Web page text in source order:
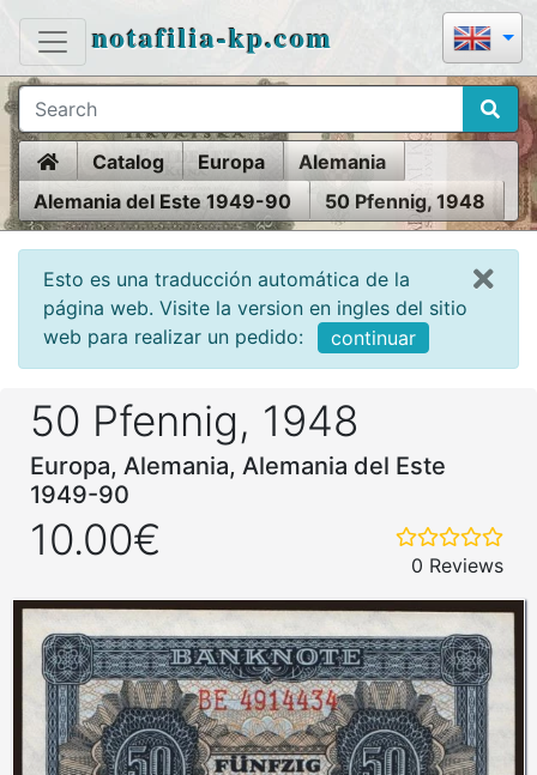
notafilia-kp.com
HomeCatalog Europa
Alemania
Alemania del Este 1949-90
50 Pfennig, 1948
Esto es una traducción automática de la
página web. Visite la version en ingles del sitio
web para realizar un pedido:
continuar
50 Pfennig, 1948
Europa, Alemania, Alemania del Este
1949-90
10.00€
0 Reviews